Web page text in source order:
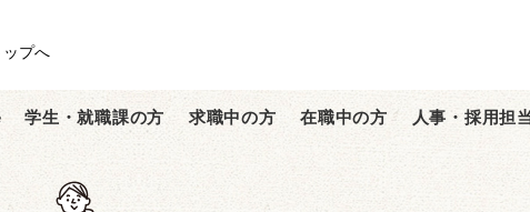
プへ
学生・就職課の方 求職中の方 在職中の方 人事・採用担